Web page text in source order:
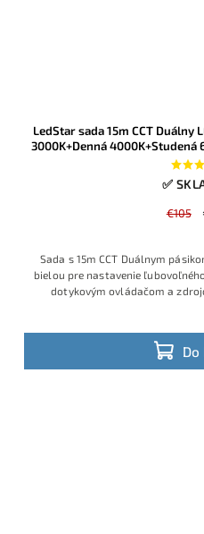
LedStar sada 15m CCT Duálny
3000K+Denná 4000K+Studená
✅
€105
Do
Sada s 15m CCT Duálnym
bielou pre nastavenie
dotykovým ovládačom a